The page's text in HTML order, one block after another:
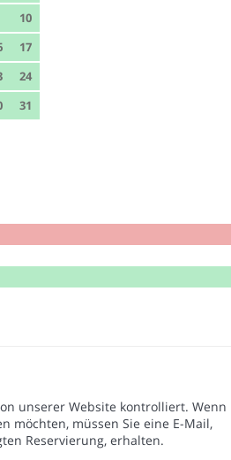
10
17
24
31
unserer Website kontrolliert. Wenn
möchten, müssen Sie eine E-Mail,
Reservierung, erhalten.